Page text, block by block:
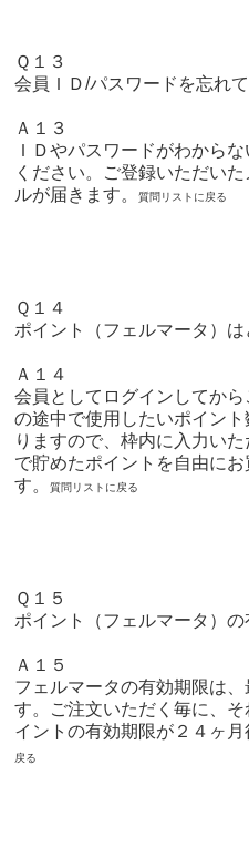
Ｑ１３
会員ＩＤ/パスワードを忘れて
Ａ１３
ＩＤやパスワードがわからな
ください。
ご登録いただい
ルが届きます。質問リストに戻る
Ｑ１４
ポイント（フェルマータ）は
Ａ１４
会員としてログインしてか
の途中で使用したいポイン
りますので、枠内に入力い
で貯めたポイントを自由に
す。質問リストに戻る
Ｑ１５
ポイント（フェルマータ）の
Ａ１５
フェルマータの有効期限は
す。ご注文いただく毎に、
イントの有効期限が２４ヶ
戻る